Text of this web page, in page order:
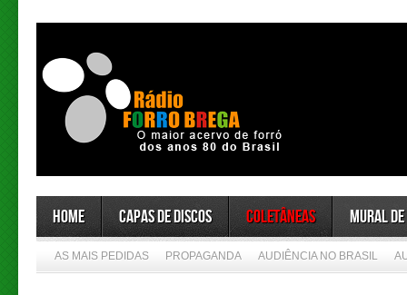
Home Capas de Discos Coletâneas Mural de
AS MAIS PEDIDAS PROPAGANDA AUDIÊNCIA NO BRASIL